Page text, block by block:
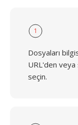
1
Dosyaları
URL'den
seçin.